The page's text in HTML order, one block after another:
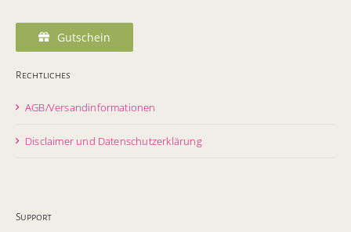
Gutschein
Rechtliches
AGB/Versandinformationen
Disclaimer und Datenschutzerklärung
Support